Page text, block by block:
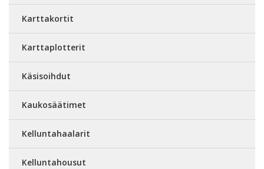
Karttakortit
Karttaplotterit
Käsisoihdut
Kaukosäätimet
Kelluntahaalarit
Kelluntahousut